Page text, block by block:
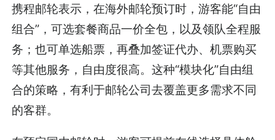
携程邮轮表示，在海外邮轮预订时，游客能“自由
组合”，可选套餐商品一价全包，以及领队全程服
务；也可单选船票，再叠加签证代办、机票购买
等其他服务，自由度很高。这种“模块化”自由组
合的策略，有利于邮轮公司去覆盖更多需求不同
的客群。